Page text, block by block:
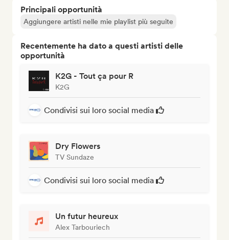
Principali opportunità
Aggiungere artisti nelle mie playlist più seguite
Recentemente ha dato a questi artisti delle
opportunità
K2G - Tout ça pour R
K2G
Condivisi sui loro social media
Dry Flowers
TV Sundaze
Condivisi sui loro social media
Un futur heureux
Alex Tarbouriech